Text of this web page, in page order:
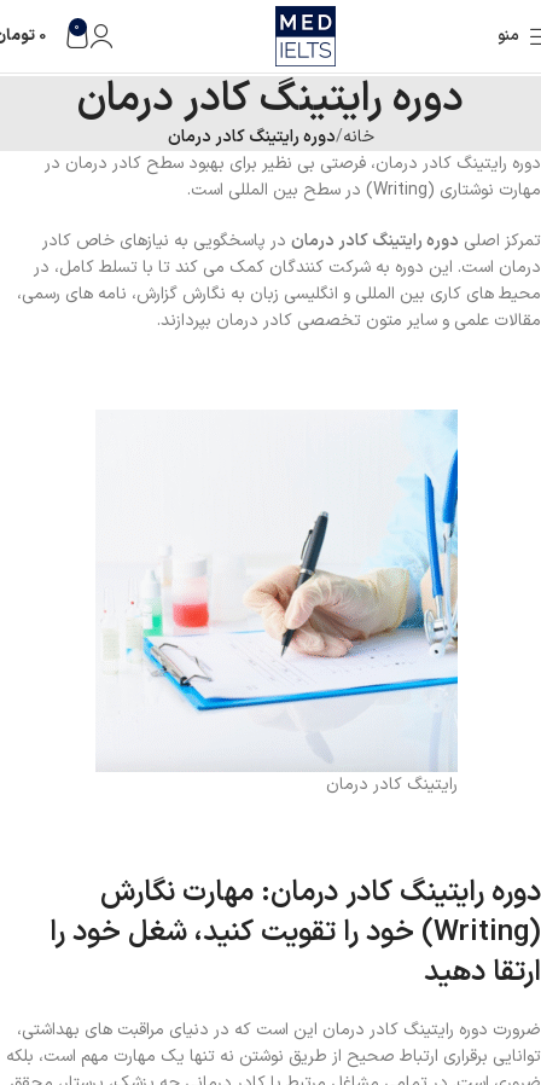
منو 0
0
دوره رایتینگ کادر درمان
خانه دوره رایتینگ کادر درمان
دوره رایتینگ کادر درمان، فرصتی بی‌ نظیر برای بهبود سطح کادر درمان در
مهارت‌ نوشتاری (Writing) در سطح بین‌ المللی است.
تمرکز اصلی دوره رایتینگ کادر درمان در پاسخگویی به نیازهای خاص کادر
درمان است. این دوره به شرکت‌ کنندگان کمک می‌ کند تا با تسلط کامل، در
محیط‌ های کاری بین‌ المللی و انگلیسی‌ زبان به نگارش گزارش‌، نامه‌ های رسمی،
مقالات علمی و سایر متون تخصصی کادر درمان بپردازند.
رایتینگ کادر درمان
دوره رایتینگ کادر درمان: مهارت نگارش
(Writing) خود را تقویت کنید، شغل خود را
ارتقا دهید
ضرورت دوره رایتینگ کادر درمان این است که در دنیای مراقبت‌ های بهداشتی،
توانایی برقراری ارتباط صحیح از طریق نوشتن نه تنها یک مهارت مهم است، بلکه